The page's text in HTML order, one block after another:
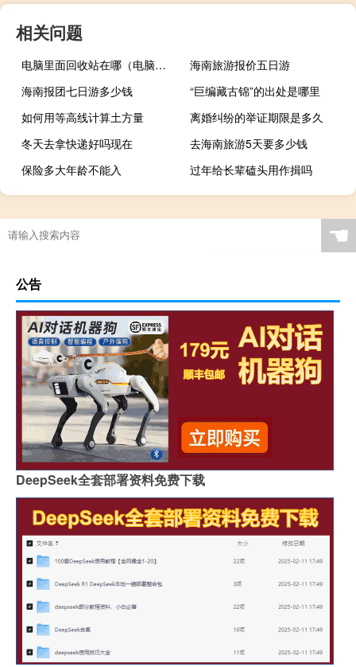
相关问题
电脑里面回收站在哪（电脑回收站在哪里打开）
海南旅游报价五日游
海南报团七日游多少钱
“巨编藏古锦”的出处是哪里
如何用等高线计算土方量
离婚纠纷的举证期限是多久
冬天去拿快递好吗现在
去海南旅游5天要多少钱
保险多大年龄不能入
过年给长辈磕头用作揖吗
☚
公告
DeepSeek全套部署资料免费下载